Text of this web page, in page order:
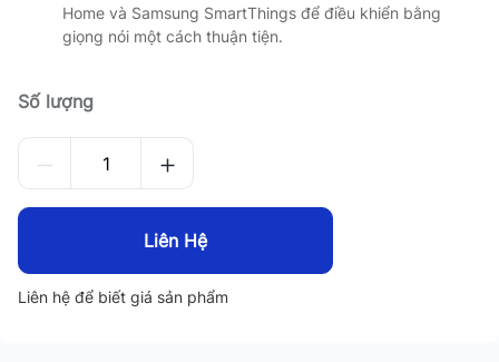
Home và Samsung SmartThings để điều khiển bằng
giọng nói một cách thuận tiện.
Số lượng
Liên Hệ
Liên hệ để biết giá sản phẩm